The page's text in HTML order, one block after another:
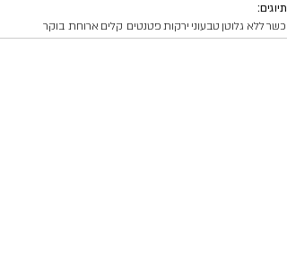
תיוגים:
כשרללא גלוטן טבעוני ירקותפטנטים קלים ארוחת בוקר